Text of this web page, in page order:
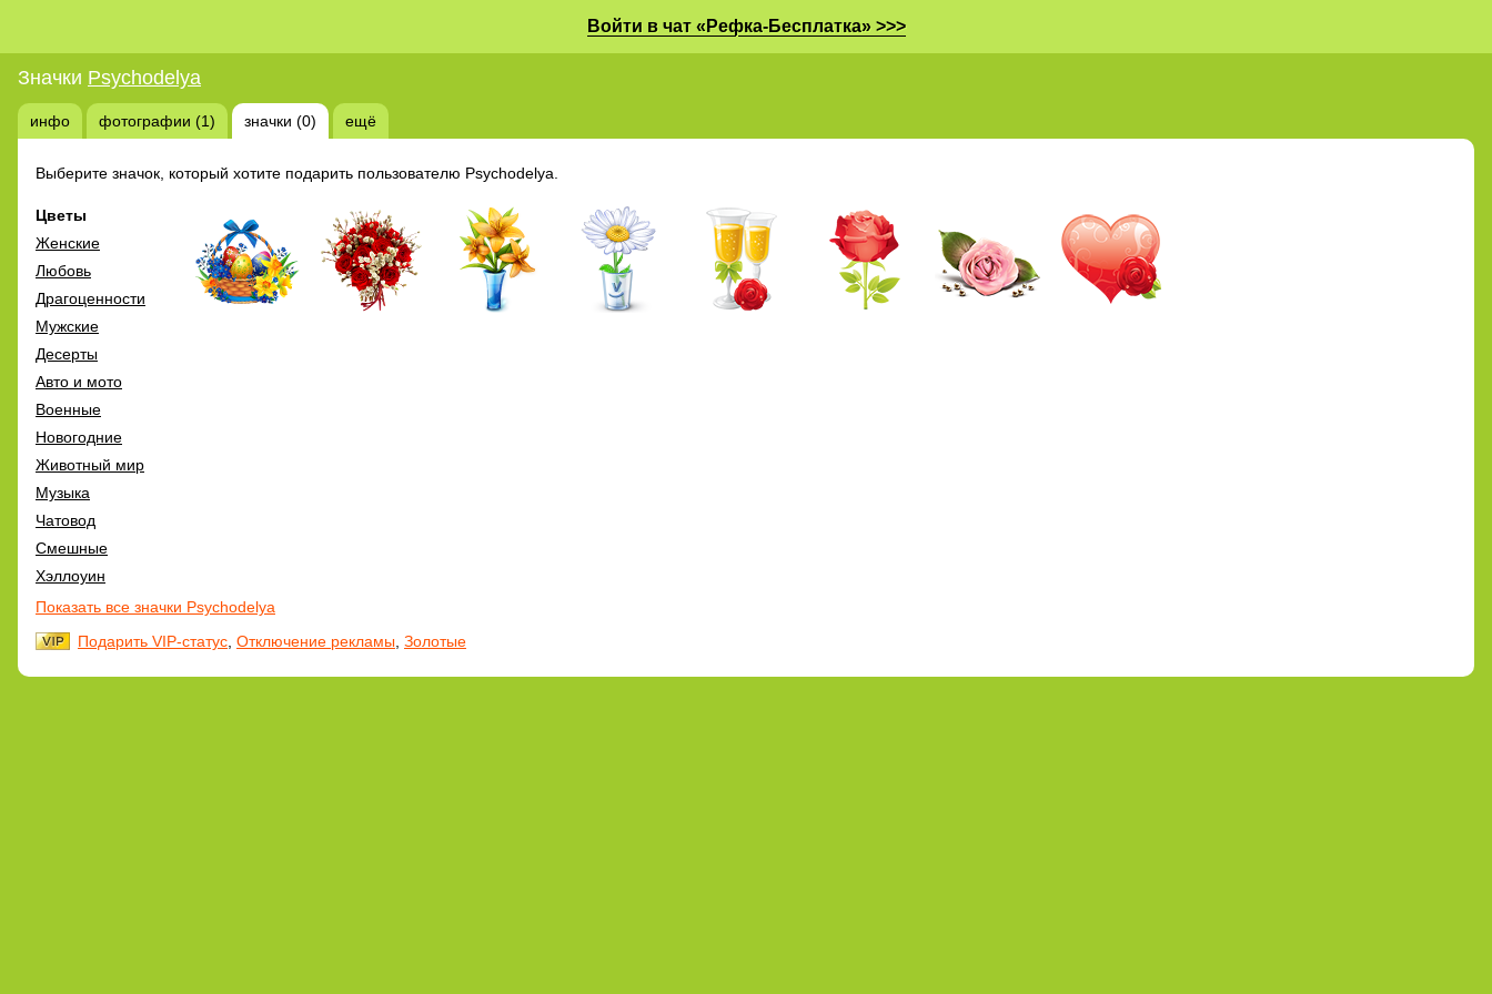
Войти в чат «Рефка-Бесплатка» >>>
Значки Psychodelya
инфо фотографии (1) значки (0) ещё
Выберите значок, который хотите подарить пользователю Psychodelya.
Цветы
Женские
Любовь
Драгоценности
Мужские
Десерты
Авто и мото
Военные
Новогодние
Животный мир
Музыка
Чатовод
Смешные
Хэллоуин
Показать все значки Psychodelya
Подарить VIP-статус Отключение рекламы Золотые